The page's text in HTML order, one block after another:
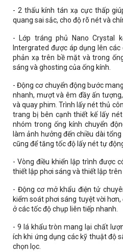
- 2 thấu kính tán xạ cực thấp
quang sai sắc, cho độ rõ nét và
- Lớp tráng phủ Nano Crystal
Intergrated được áp dụng lên
phản xạ trên bề mặt và trong
sáng và ghosting của ống kính.
- Động cơ chuyển động bước
nhanh, mượt và êm đầy ấn
và quay phim. Trình lấy nét thủ
trang bị bên cạnh thiết kế lấy
nhóm trong ống kính chuyển
làm ảnh hưởng đến chiều dài
cũng để tăng tốc độ lấy nét tự
- Vòng điều khiển lập trình được
thiết lập phơi sáng và thiết lập trên
- Động cơ mở khẩu điện tử
kiểm soát phơi sáng tuyệt vời
ở các tốc độ chụp liên tiếp nhanh.
- 9 lá khẩu tròn mang lại chất
ích khi ứng dụng các kỹ thuật độ
chọn lọc.